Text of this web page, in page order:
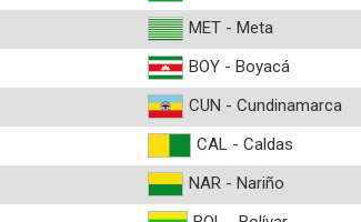
MET - Meta
BOY - Boyacá
CUN - Cundinamarca
CAL - Caldas
NAR - Nariño